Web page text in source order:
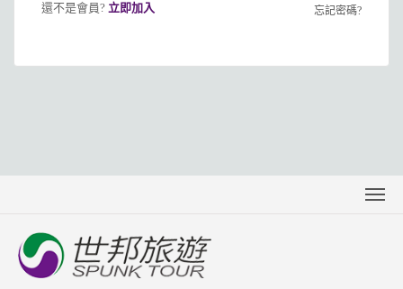
還不是會員? 立即加入 忘記密碼?
聯絡我們